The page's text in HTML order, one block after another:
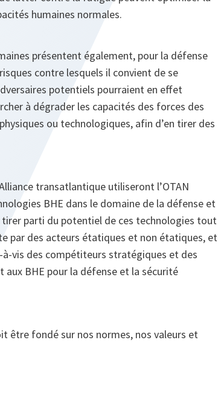
humaines normales.
présentent également, pour la défense
contre lesquels il convient de se
potentiels pourraient en effet
à dégrader les capacités des forces des
ou technologiques, afin d’en tirer des
transatlantique utiliseront l’OTAN
BHE dans le domaine de la défense et
tirer parti du potentiel de ces technologies tout
par des acteurs étatiques et non étatiques, et
à-vis des compétiteurs stratégiques et des
BHE pour la défense et la sécurité
être fondé sur nos normes, nos valeurs et